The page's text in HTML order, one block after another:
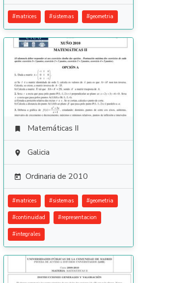
#matrices #sistemas #geometria
 Matemáticas II
 Galicia
 Ordinaria de 2010
#matrices #sistemas #geometria
#continuidad #representacion
#integrales